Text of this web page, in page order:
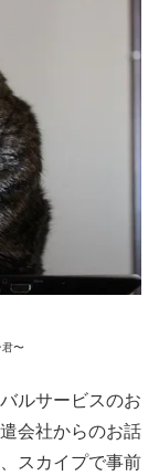
君〜
ルサービスのお
会社からのお話
スカイプで事前